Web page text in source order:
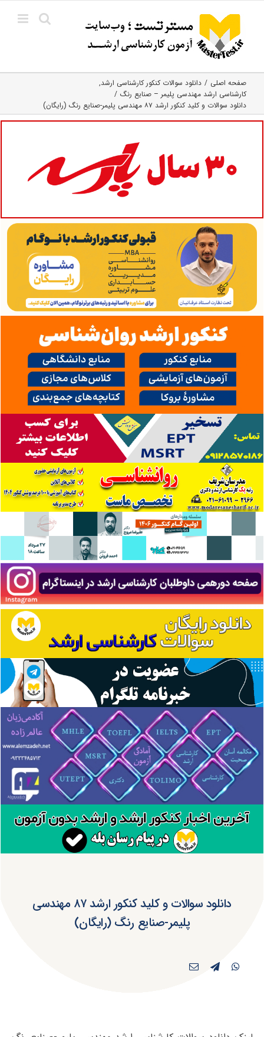
content
صفحه اصلی
دانلود سوالات کنکور کارشناسی ارشد
کارشناسی ارشد مهندسی پلیمر – صنایع رنگ
دانلود سوالات و کلید کنکور ارشد ۸۷ مهندسی پلیمر-صنایع رنگ (رایگان)
دانلود سوالات و کلید کنکور ارشد ۸۷ مهندسی
پلیمر-صنایع رنگ (رایگان)